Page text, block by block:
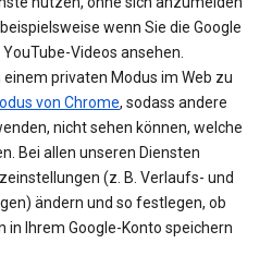
wenn Sie die Google
Videos ansehen.
privaten Modus im Web zu
von Chrome, sodass andere
nicht sehen können, welche
Bei allen unseren Diensten
(z. B. Verlaufs- und
ändern und so festlegen, ob
in Ihrem Google-Konto speichern